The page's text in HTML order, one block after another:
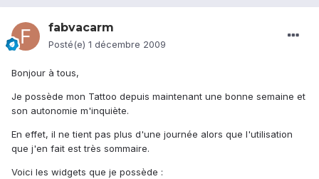
fabvacarm
Posté(e) 1 décembre 2009
Bonjour à tous,
Je possède mon Tattoo depuis maintenant une bonne semaine et
son autonomie m'inquiète.
En effet, il ne tient pas plus d'une journée alors que l'utilisation
que j'en fait est très sommaire.
Voici les widgets que je possède :